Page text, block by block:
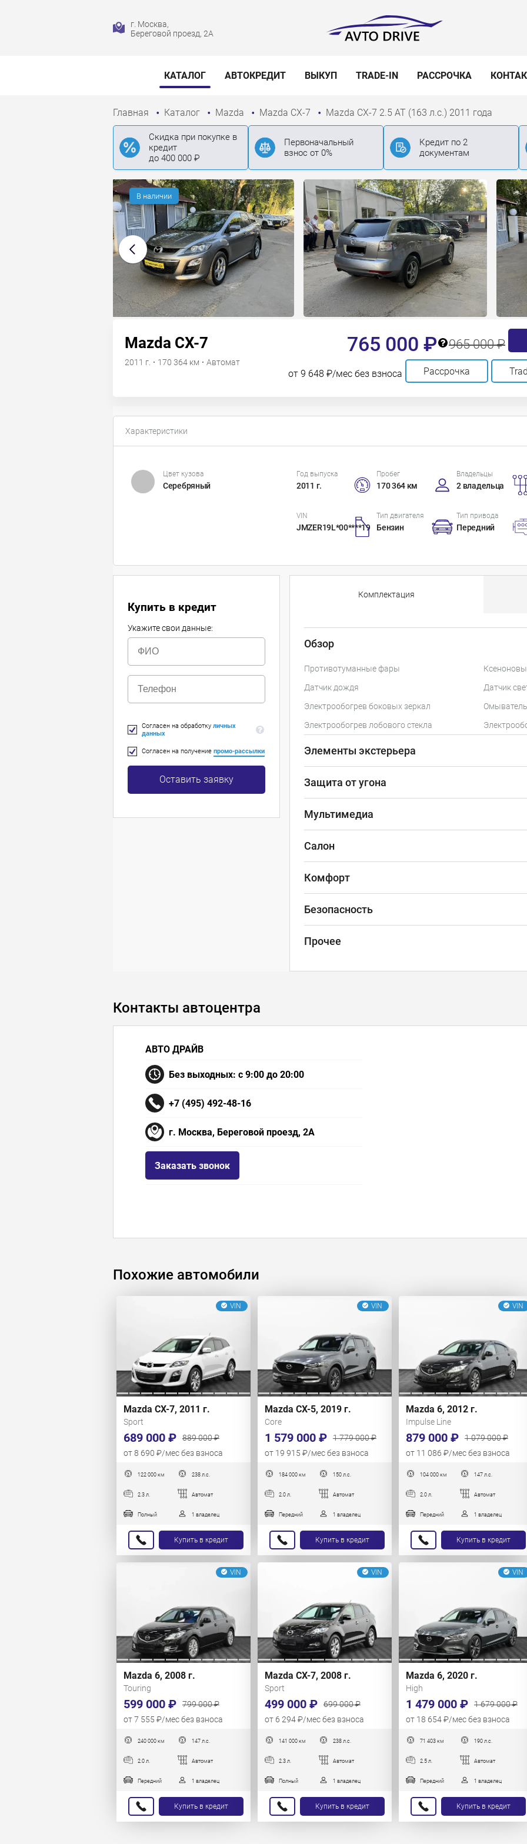
г. Москва,
Береговой проезд, 2А
КАТАЛОГ АВТОКРЕДИТ ВЫКУП TRADE-IN РАССРОЧКА
Главная Каталог Mazda Mazda CX-7 Mazda CX-7 2.5 AT (163 л.с.) 2011 года
Скидка при покупке в
кредит
до 400 000 ₽
Первоначальный
взнос от 0%
Кредит по 2
документам
Mazda CX-7
2011 г. · 170 364 км · Автомат
765 000 ₽ 965 000 ₽
от 9 648 ₽/мес без взноса Рассрочка
В наличии
Характеристики
Цвет кузова
Серебряный
Год выпуска
2011 г.
Пробег
170 364 км
Владельцы
2 владельца
VIN
JMZER19L*00****19
Тип двигателя
Бензин
Тип привода
Передний
Комплектация
Обзор
Противотуманные фары
Датчик дождя
Датчик
Электрообогрев боковых зеркал
Электрообогрев лобового стекла
Элементы экстерьера
Защита от угона
Мультимедиа
Салон
Комфорт
Безопасность
Прочее
Купить в кредит
Укажите свои данные:
Согласен на обработку личных
данных
Согласен на получение промо-рассылки
Оставить заявку
Контакты автоцентра
АВТО ДРАЙВ
Без выходных: с 9:00 до 20:00
+7 (495) 492-48-16
г. Москва, Береговой проезд, 2А
Заказать звонок
Похожие автомобили
VIN
Mazda CX-7, 2011 г.
Sport
689 000 ₽
889 000 ₽
от 8 690 ₽/мес без взноса
122 000 км 238 л.с.
2.3 л. Автомат
Полный 1 владелец
Купить в кредит
VIN
Mazda CX-5, 2019 г.
Core
1 579 000 ₽
1 779 000 ₽
от 19 915 ₽/мес без взноса
184 000 км 150 л.с.
2.0 л. Автомат
Передний 1 владелец
Купить в кредит
VIN
Mazda 6, 2012 г.
Impulse Line
879 000 ₽
1 079 000 ₽
от 11 086 ₽/мес без взноса
104 000 км 147 л.с.
2.0 л. Автомат
Передний 1 владелец
Купить в кредит
VIN
Mazda 6, 2008 г.
Touring
599 000 ₽
799 000 ₽
от 7 555 ₽/мес без взноса
240 000 км 147 л.с.
2.0 л. Автомат
Передний 1 владелец
Купить в кредит
VIN
Mazda CX-7, 2008 г.
Sport
499 000 ₽
699 000 ₽
от 6 294 ₽/мес без взноса
141 000 км 238 л.с.
2.3 л. Автомат
Полный 1 владелец
Купить в кредит
VIN
Mazda 6, 2020 г.
High
1 479 000 ₽
1 679 000 ₽
от 18 654 ₽/мес без взноса
71 403 км 190 л.с.
2.5 л. Автомат
Передний 1 владелец
Купить в кредит